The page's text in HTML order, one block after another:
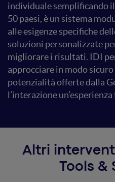
individuale semplificando
50 paesi, è un sistema
alle esigenze specifiche
soluzioni personalizzate
migliorare i risultati. IDI
approcciare in modo sicuro
potenzialità offerte dalla
l’interazione
Altri
Tools &